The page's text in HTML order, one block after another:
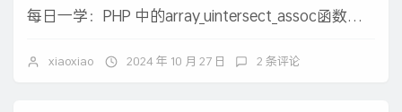
每日一学：PHP 中的array_uintersect_assoc函数详解
xiaoxiao 2024 年 10 月 27 日 2 条评论